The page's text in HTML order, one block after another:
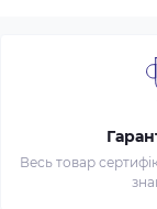
Весь товар